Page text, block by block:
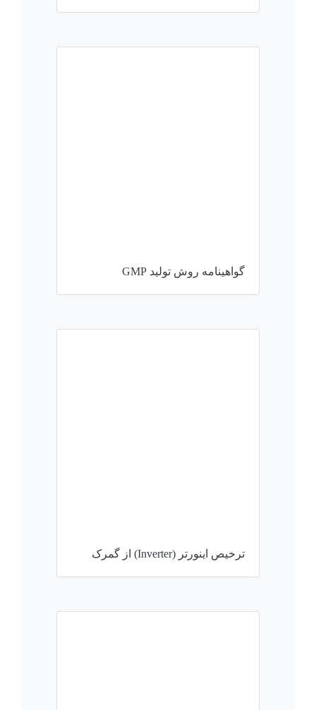
گواهینامه روش تولید GMP
ترخیص اینورتر (Inverter) از گمرک